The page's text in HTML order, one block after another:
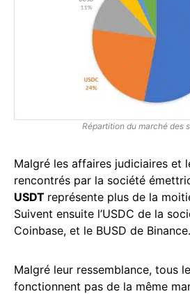
Répartition du marché des
Malgré les affaires judiciaires et
rencontrés par la société
USDT représente plus de la
Suivent ensuite l’USDC de la
Coinbase, et le BUSD de Binance.
Malgré leur ressemblance, tous
fonctionnent pas de la même